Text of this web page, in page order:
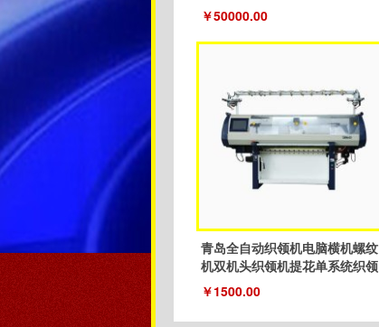
￥50000.00
青岛全自动织领机电脑横机螺纹
机双机头织领机提花单系统织领
机
￥1500.00